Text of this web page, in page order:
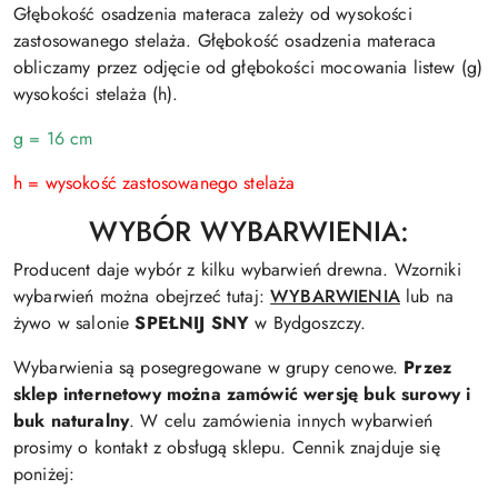
Głębokość osadzenia materaca zależy od wysokości
zastosowanego stelaża. Głębokość osadzenia materaca
obliczamy przez odjęcie od głębokości mocowania listew (g)
wysokości stelaża (h).
g = 16 cm
h = wysokość zastosowanego stelaża
WYBÓR WYBARWIENIA:
Producent daje wybór z kilku wybarwień drewna. Wzorniki
wybarwień można obejrzeć tutaj:WYBARWIENIAlub na
żywo w salonieSPEŁNIJ SNY w Bydgoszczy.
Wybarwienia są posegregowane w grupy cenowe. Przez
sklep internetowy można zamówić wersję buk surowy i
buk naturalny. W celu zamówienia innych wybarwień
prosimy o kontakt z obsługą sklepu. Cennik znajduje się
poniżej: